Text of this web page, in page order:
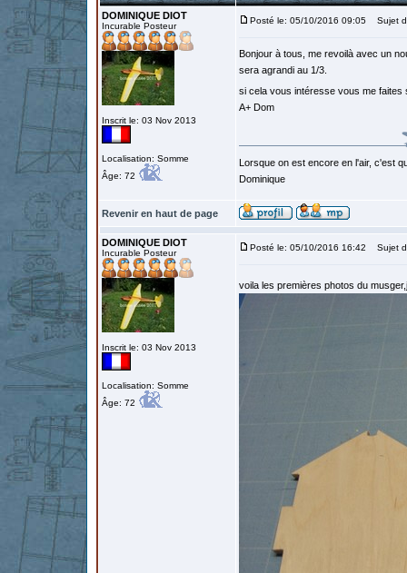
DOMINIQUE DIOT
Incurable Posteur
Inscrit le: 03 Nov 2013
Localisation: Somme
Âge: 72
Posté le: 05/10/2016 09:05 Sujet
Bonjour à tous, me revoilà avec un
sera agrandi au 1/3.
si cela vous intéresse vous me faites
A+ Dom
Lorsque on est encore en l'air, c'est
Dominique
Revenir en haut de page
DOMINIQUE DIOT
Incurable Posteur
Inscrit le: 03 Nov 2013
Localisation: Somme
Âge: 72
Posté le: 05/10/2016 16:42 Sujet
voila les premières photos du